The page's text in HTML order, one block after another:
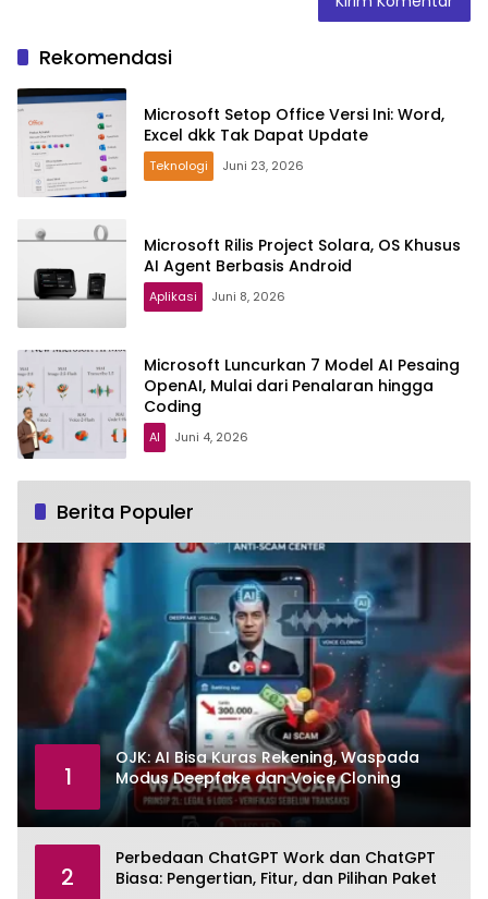
Rekomendasi
Microsoft Setop Office Versi Ini: Word,
Excel dkk Tak Dapat Update
Teknologi Juni 23, 2026
Microsoft Rilis Project Solara, OS Khusus
AI Agent Berbasis Android
Aplikasi Juni 8, 2026
Microsoft Luncurkan 7 Model AI Pesaing
OpenAI, Mulai dari Penalaran hingga
Coding
AI Juni 4, 2026
Berita Populer
1
OJK: AI Bisa Kuras Rekening, Waspada
Modus Deepfake dan Voice Cloning
2
Perbedaan ChatGPT Work dan ChatGPT
Biasa: Pengertian, Fitur, dan Pilihan Paket